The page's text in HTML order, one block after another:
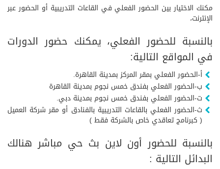
مكنك الاختيار بين الحضور الفعلي في القاعات التدريبية أو الحضور عبر
الإنترنت،
بالنسبة للحضور الفعلي، يمكنك حضور الدورات
في المواقع التالية:
أ-الحضور الفعلي بمقر المركز بمدينة القاهرة.
ب-الحضور الفعلي بفندق خمس نجوم بمدينة القاهرة
ت-الحضور الفعلي بفندق خمس نجوم بمدينة دبي.
ث-الحضور الفعلي بالقاعات التدريبية بالفنادق أو مقر شركة العميل
( كبرنامج تعاقدي خاص بالشركة فقط )
بالنسبة للحضور أون لاين بث حي مباشر هنالك
البدائل التالية :